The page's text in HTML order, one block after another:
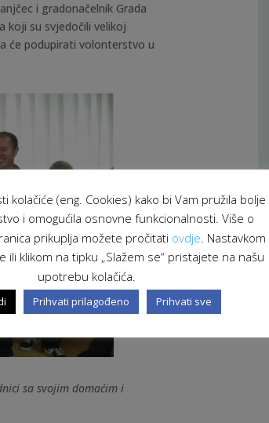
i gradonačelnik Grada
koji su svjedočili velikoj
će podupirati volonterstvo u
domaćim i
kolačiće (eng. Cookies) kako bi Vam pružila bolje
i omogućila osnovne funkcionalnosti. Više o
prikuplja možete pročitati ovdje . Nastavkom
ili klikom na tipku „Slažem se“ pristajete na našu
upotrebu kolačića.
Prihvati prilagođeno Prihvati sve